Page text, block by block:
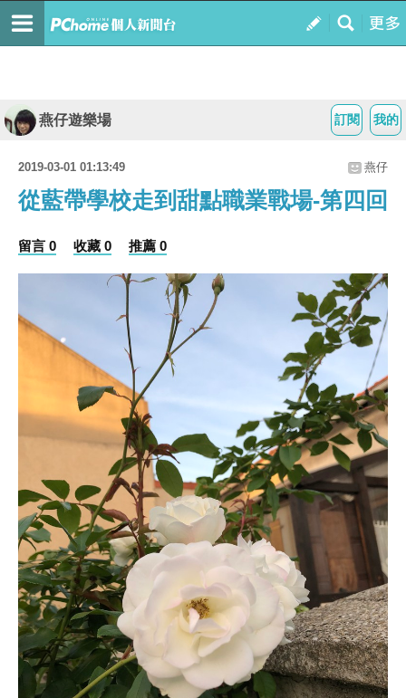
我的
訂閱
燕仔遊樂場
2019-03-01 01:13:49 燕仔
從藍帶學校走到甜點職業戰場-第四回
留言 0 收藏 0 推薦 0